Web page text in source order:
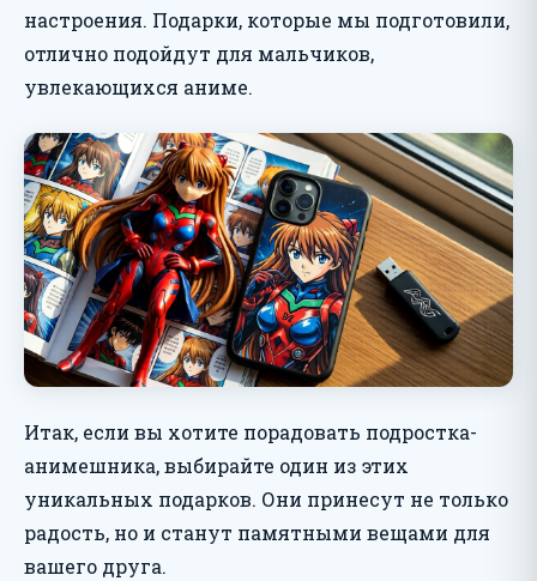
настроения. Подарки, которые мы подготовили,
отлично подойдут для мальчиков,
увлекающихся аниме.
Итак, если вы хотите порадовать подростка-
анимешника, выбирайте один из этих
уникальных подарков. Они принесут не только
радость, но и станут памятными вещами для
вашего друга.